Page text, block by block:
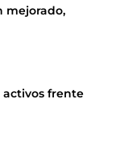
mejorado,
frente